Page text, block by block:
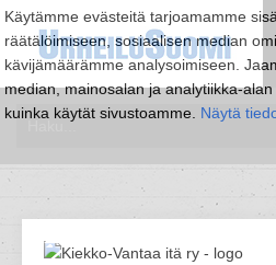
Käytämme evästeitä tarjoamamme
räätälöimiseen, sosiaalisen median
kävijämäärämme analysoimiseen.
median, mainosalan ja analytiikka-
kuinka käytät sivustoamme. Näytä